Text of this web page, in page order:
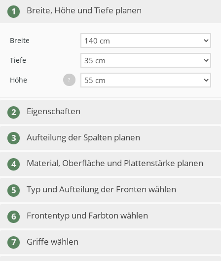
1 Breite, Höhe und Tiefe planen
Breite
Tiefe
Höhe ?
2 Eigenschaften
3 Aufteilung der Spalten planen
4 Material, Oberfläche und Plattenstärke planen
5 Typ und Aufteilung der Fronten wählen
6 Frontentyp und Farbton wählen
7 Griffe wählen